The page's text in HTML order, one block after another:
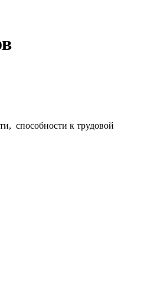
способности к трудовой